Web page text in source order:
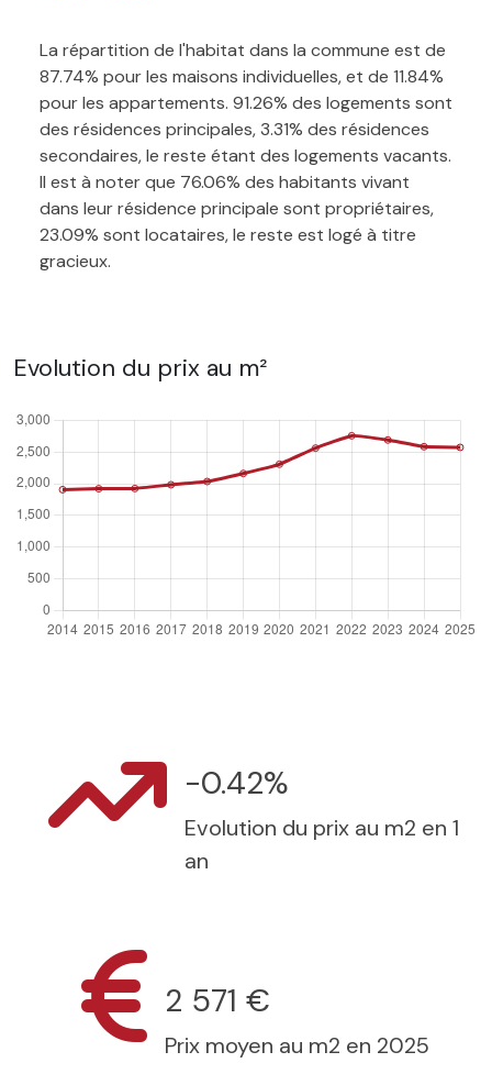
La répartition de l'habitat dans la commune est de
87.74% pour les maisons individuelles, et de 11.84%
pour les appartements. 91.26% des logements sont
des résidences principales, 3.31% des résidences
secondaires, le reste étant des logements vacants.
Il est à noter que 76.06% des habitants vivant
dans leur résidence principale sont propriétaires,
23.09% sont locataires, le reste est logé à titre
gracieux.
Evolution du prix au m²
-0.42%
Evolution du prix au m2 en 1
an
2 571 €
Prix moyen au m2 en 2025